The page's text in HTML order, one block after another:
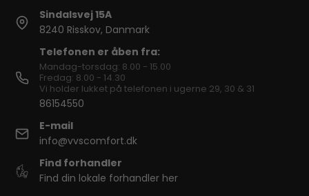
Sindalsvej 15A
8240 Risskov, Danmark
Telefonen er åben fra:
Mandag-torsdag: 8.00 - 15.00
Fredag: 8.00 - 14.30
Vi holder lukket på telefonen i ugerne 29, 30 & 31
86154550
E-mail
info@vvscomfort.dk
Find forhandler
Find din lokale forhandler her